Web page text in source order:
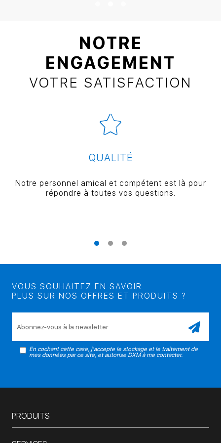
NOTRE
ENGAGEMENT
VOTRE SATISFACTION
QUALITÉ
Notre personnel amical et compétent est là pour
répondre à toutes vos questions.
VOUS SOUHAITEZ EN SAVOIR
PLUS SUR NOS OFFRES ET PRODUITS ?
En cochant cette case, j'accepte le stockage et le traitement de
mes données par ce site, et autorise DXM à me contacter.
PRODUITS